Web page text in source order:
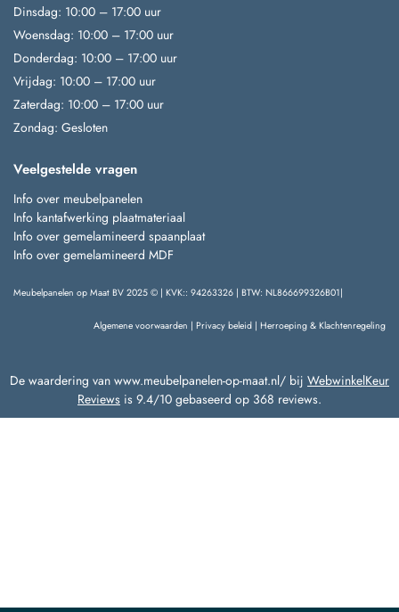
Dinsdag: 10:00 – 17:00 uur
Woensdag: 10:00 – 17:00 uur
Donderdag: 10:00 – 17:00 uur
Vrijdag: 10:00 – 17:00 uur
Zaterdag: 10:00 – 17:00 uur
Zondag: Gesloten
Veelgestelde vragen
Info over meubelpanelen
Info kantafwerking plaatmateriaal
Info over gemelamineerd spaanplaat
Info over gemelamineerd MDF
Meubelpanelen op Maat BV 2025 © | KVK:: 94263326 | BTW: NL866699326B01|
Algemene voorwaarden | Privacy beleid | Herroeping & Klachtenregeling
De waardering van www.meubelpanelen-op-maat.nl/ bij WebwinkelKeur
Reviews is 9.4/10 gebaseerd op 368 reviews.